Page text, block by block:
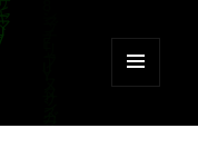
MENÜ
WIDGETS